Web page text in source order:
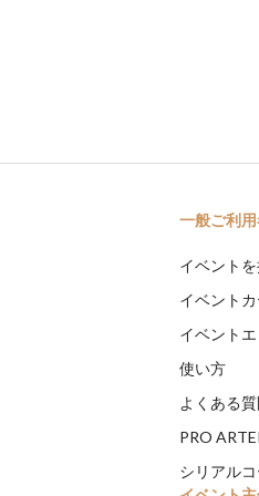
一般ご利
イベント
イベント
イベント
使い方
よくある
PRO
シリアル